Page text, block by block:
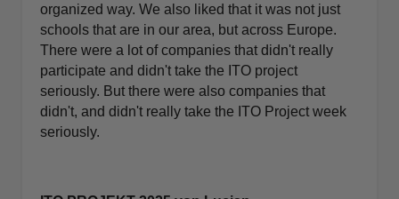
organized way. We also liked that it was not just
schools that are in our area, but across Europe.
There were a lot of companies that didn't really
participate and didn't take the ITO project
seriously. But there were also companies that
didn't, and didn't really take the ITO Project week
seriously.